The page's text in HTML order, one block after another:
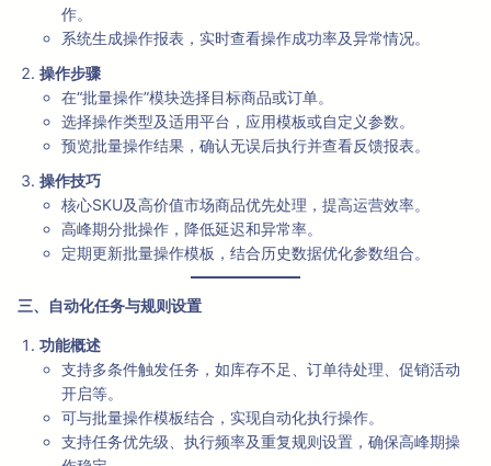
作。
系统生成操作报表，实时查看操作成功率及异常情况。
操作步骤
在“批量操作”模块选择目标商品或订单。
选择操作类型及适用平台，应用模板或自定义参数。
预览批量操作结果，确认无误后执行并查看反馈报表。
操作技巧
核心SKU及高价值市场商品优先处理，提高运营效率。
高峰期分批操作，降低延迟和异常率。
定期更新批量操作模板，结合历史数据优化参数组合。
三、自动化任务与规则设置
功能概述
支持多条件触发任务，如库存不足、订单待处理、促销活动
开启等。
可与批量操作模板结合，实现自动化执行操作。
支持任务优先级、执行频率及重复规则设置，确保高峰期操